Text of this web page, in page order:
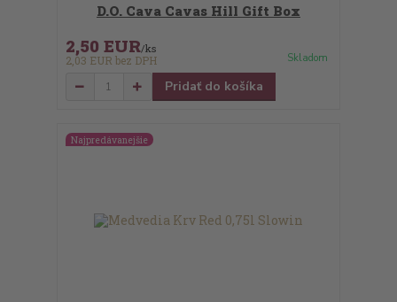
D.O. Cava Cavas Hill Gift Box
2,50 EUR/ks
2,03 EUR bez DPH Skladom
Pridať do košíka
Najpredávanejšie